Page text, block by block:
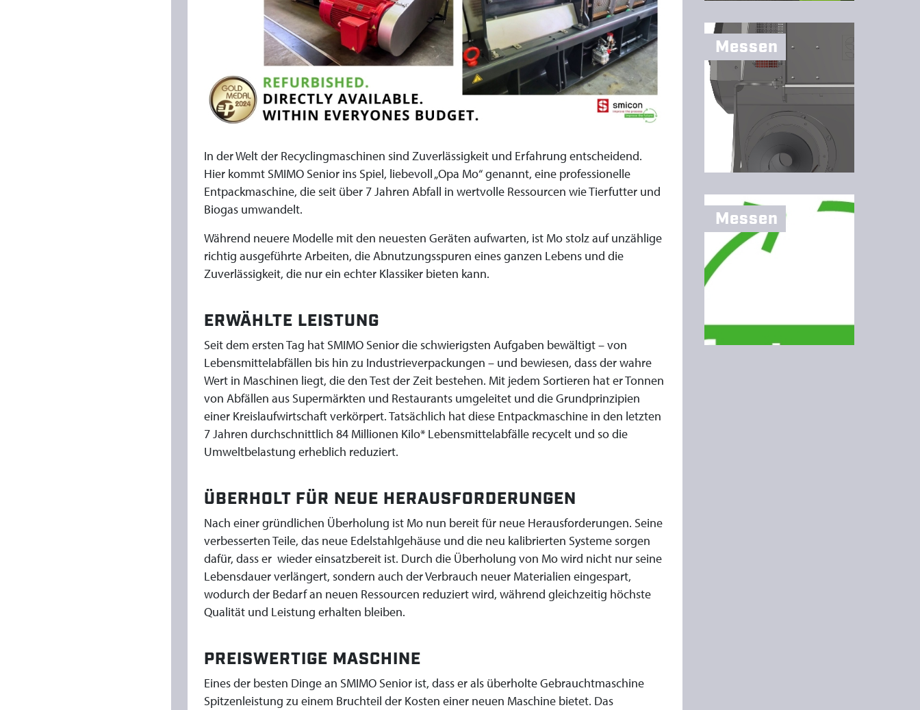
In der Welt der Recyclingmaschinen sind Zuverlässigkeit und Erfahrung entscheidend.
Hier kommt SMIMO Senior ins Spiel, liebevoll „Opa Mo“ genannt, eine professionelle
Entpackmaschine, die seit über 7 Jahren Abfall in wertvolle Ressourcen wie Tierfutter und
Biogas umwandelt.
Während neuere Modelle mit den neuesten Geräten aufwarten, ist Mo stolz auf unzählige
richtig ausgeführte Arbeiten, die Abnutzungsspuren eines ganzen Lebens und die
Zuverlässigkeit, die nur ein echter Klassiker bieten kann.
ERWÄHLTE LEISTUNG
Seit dem ersten Tag hat SMIMO Senior die schwierigsten Aufgaben bewältigt – von
Lebensmittelabfällen bis hin zu Industrieverpackungen – und bewiesen, dass der wahre
Wert in Maschinen liegt, die den Test der Zeit bestehen. Mit jedem Sortieren hat er Tonnen
von Abfällen aus Supermärkten und Restaurants umgeleitet und die Grundprinzipien
einer Kreislaufwirtschaft verkörpert. Tatsächlich hat diese Entpackmaschine in den letzten
7 Jahren durchschnittlich 84 Millionen Kilo* Lebensmittelabfälle recycelt und so die
Umweltbelastung erheblich reduziert.
ÜBERHOLT FÜR NEUE HERAUSFORDERUNGEN
Nach einer gründlichen Überholung ist Mo nun bereit für neue Herausforderungen. Seine
verbesserten Teile, das neue Edelstahlgehäuse und die neu kalibrierten Systeme sorgen
dafür, dass er wieder einsatzbereit ist. Durch die Überholung von Mo wird nicht nur seine
Lebensdauer verlängert, sondern auch der Verbrauch neuer Materialien eingespart,
wodurch der Bedarf an neuen Ressourcen reduziert wird, während gleichzeitig höchste
Qualität und Leistung erhalten bleiben.
PREISWERTIGE MASCHINE
Eines der besten Dinge an SMIMO Senior ist, dass er als überholte Gebrauchtmaschine
Spitzenleistung zu einem Bruchteil der Kosten einer neuen Maschine bietet. Das
Messen
Messen